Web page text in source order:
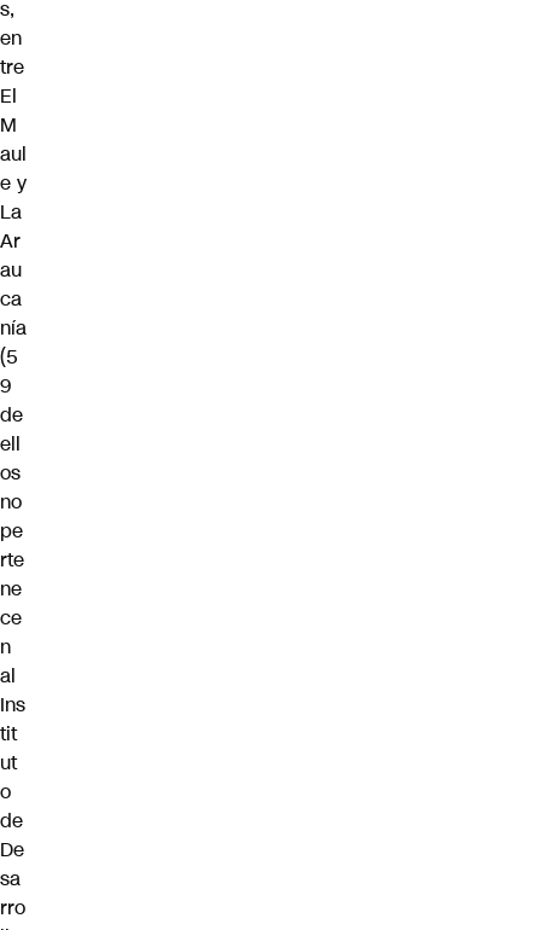
s,
en
tre
El
M
aul
e y
La
Ar
au
ca
nía
(5
9
de
ell
os
no
pe
rte
ne
ce
n
al
Ins
tit
ut
o
de
De
sa
rro